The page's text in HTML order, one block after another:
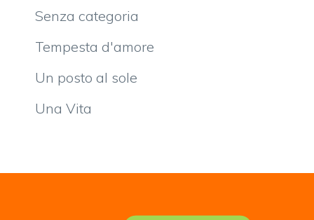
Senza categoria
Tempesta d'amore
Un posto al sole
Una Vita